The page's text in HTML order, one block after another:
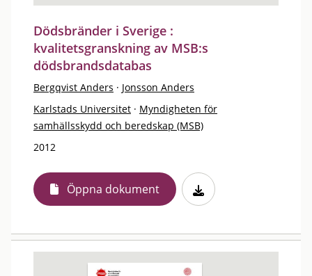
Dödsbränder i Sverige :
kvalitetsgranskning av MSB:s
dödsbrandsdatabas
Bergqvist Anders · Jonsson Anders
Karlstads Universitet · Myndigheten för
samhällsskydd och beredskap (MSB)
2012
Öppna dokument